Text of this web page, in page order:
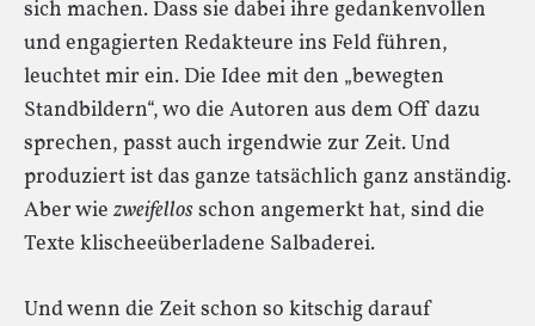
sich machen. Dass sie dabei ihre gedankenvollen
und engagierten Redakteure ins Feld führen,
leuchtet mir ein. Die Idee mit den „bewegten
Standbildern“, wo die Autoren aus dem Off dazu
sprechen, passt auch irgendwie zur Zeit. Und
produziert ist das ganze tatsächlich ganz anständig.
Aber wie zweifellosschon angemerkt hat, sind die
Texte klischeeüberladene Salbaderei.
Und wenn die Zeit schon so kitschig darauf